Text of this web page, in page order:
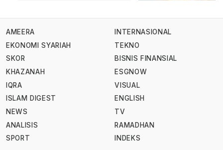
AMEERA
EKONOMI SYARIAH
SKOR
KHAZANAH
IQRA
ISLAM DIGEST
NEWS
ANALISIS
SPORT
INTERNASIONAL
TEKNO
BISNIS FINANSIAL
ESGNOW
VISUAL
ENGLISH
TV
RAMADHAN
INDEKS